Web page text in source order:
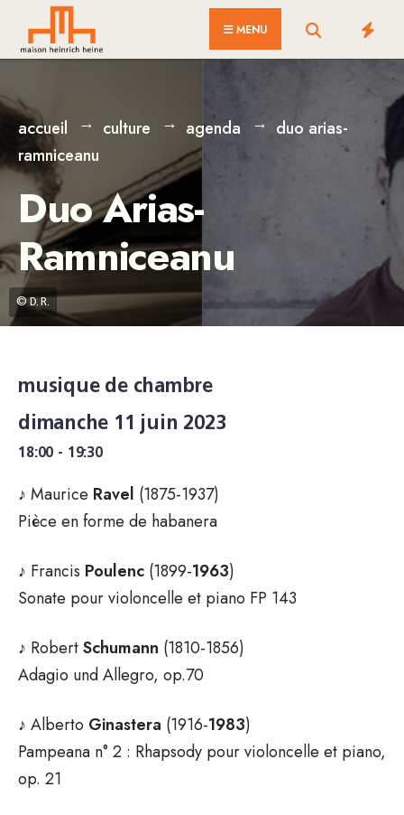
MENU
© D. R.
accueil culture agenda
duo arias-
ramniceanu
Duo Arias-
Ramniceanu
musique de chambre
dimanche 11 juin 2023
18:00 - 19:30
♪ Maurice Ravel (1875-1937)
Pièce en forme de habanera
♪ Francis Poulenc (1899-1963)
Sonate pour violoncelle et piano FP 143
♪ RobertSchumann (1810-1856)
Adagio und Allegro, op.70
♪ Alberto Ginastera (1916-1983)
Pampeana n° 2 : Rhapsody pour violoncelle et piano,
op. 21